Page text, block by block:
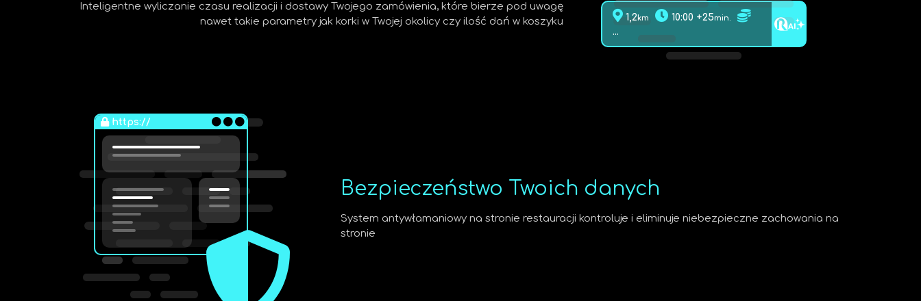
Inteligentne wyliczanie czasu realizacji i dostawy Twojego zamówienia, które bierze pod uwagę
nawet takie parametry jak korki w Twojej okolicy czy ilość dań w koszyku
1,2km 10:00 +25min.
...
https://
Bezpieczeństwo Twoich danych
System antywłamaniowy na stronie restauracji kontroluje i eliminuje niebezpieczne zachowania na
stronie